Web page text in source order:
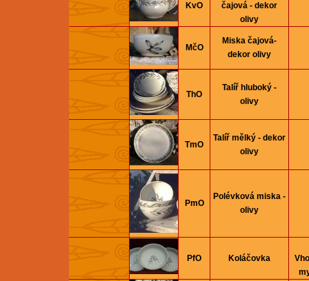
KvO
čajová - dekor
olivy
MčO
Miska čajová-
dekor olivy
ThO
Talíř hluboký -
olivy
TmO
Talíř mělký - dekor
olivy
PmO
Polévková miska -
olivy
PfO Koláčovka